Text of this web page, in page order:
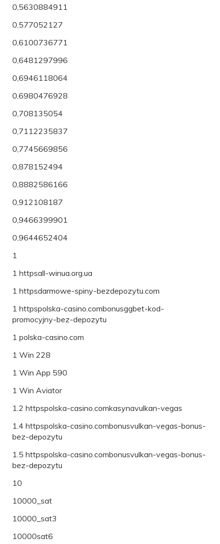
0,5630884911
0,577052127
0,6100736771
0,6481297996
0,6946118064
0,6980476928
0,708135054
0,7112235837
0,7745669856
0,878152494
0,8882586166
0,912108187
0,9466399901
0,9644652404
1
1 httpsall-winua.org.ua
1 httpsdarmowe-spiny-bezdepozytu.com
1 httpspolska-casino.combonusggbet-kod-
promocyjny-bez-depozytu
1 polska-casino.com
1 Win 228
1 Win App 590
1 Win Aviator
1.2 httpspolska-casino.comkasynavulkan-vegas
1.4 httpspolska-casino.combonusvulkan-vegas-bonus-
bez-depozytu
1.5 httpspolska-casino.combonusvulkan-vegas-bonus-
bez-depozytu
10
10000_sat
10000_sat3
10000sat6